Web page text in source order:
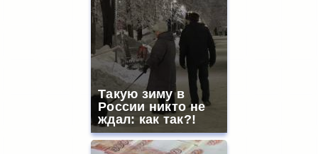
Такую зиму в
России никто не
ждал: как так?!